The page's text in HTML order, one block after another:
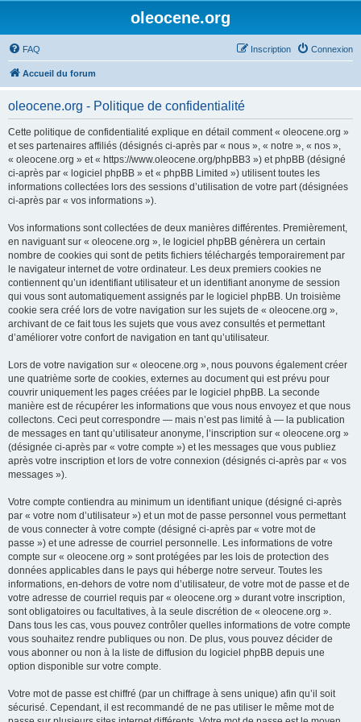
oleocene.org
FAQ Connexion
Inscription
Accueil du forum
oleocene.org - Politique de confidentialité
Cette politique de confidentialité explique en détail comment « oleocene.org »
et ses partenaires affiliés (désignés ci-après par « nous », « notre », « nos »,
« oleocene.org » et « https://www.oleocene.org/phpBB3 ») et phpBB (désigné
ci-après par « logiciel phpBB » et « phpBB Limited ») utilisent toutes les
informations collectées lors des sessions d’utilisation de votre part (désignées
ci-après par « vos informations »).
Vos informations sont collectées de deux manières différentes. Premièrement,
en naviguant sur « oleocene.org », le logiciel phpBB génèrera un certain
nombre de cookies qui sont de petits fichiers téléchargés temporairement par
le navigateur internet de votre ordinateur. Les deux premiers cookies ne
contiennent qu’un identifiant utilisateur et un identifiant anonyme de session
qui vous sont automatiquement assignés par le logiciel phpBB. Un troisième
cookie sera créé lors de votre navigation sur les sujets de « oleocene.org »,
archivant de ce fait tous les sujets que vous avez consultés et permettant
d’améliorer votre confort de navigation en tant qu’utilisateur.
Lors de votre navigation sur « oleocene.org », nous pouvons également créer
une quatrième sorte de cookies, externes au document qui est prévu pour
couvrir uniquement les pages créées par le logiciel phpBB. La seconde
manière est de récupérer les informations que vous nous envoyez et que nous
collectons. Ceci peut correspondre — mais n’est pas limité à — la publication
de messages en tant qu’utilisateur anonyme, l’inscription sur « oleocene.org »
(désignée ci-après par « votre compte ») et les messages que vous publiez
après votre inscription et lors de votre connexion (désignés ci-après par « vos
messages »).
Votre compte contiendra au minimum un identifiant unique (désigné ci-après
par « votre nom d’utilisateur ») et un mot de passe personnel vous permettant
de vous connecter à votre compte (désigné ci-après par « votre mot de
passe ») et une adresse de courriel personnelle. Les informations de votre
compte sur « oleocene.org » sont protégées par les lois de protection des
données applicables dans le pays qui héberge notre serveur. Toutes les
informations, en-dehors de votre nom d’utilisateur, de votre mot de passe et de
votre adresse de courriel requis par « oleocene.org » durant votre inscription,
sont obligatoires ou facultatives, à la seule discrétion de « oleocene.org ».
Dans tous les cas, vous pouvez contrôler quelles informations de votre compte
vous souhaitez rendre publiques ou non. De plus, vous pouvez décider de
vous abonner ou non à la liste de diffusion du logiciel phpBB depuis une
option disponible sur votre compte.
Votre mot de passe est chiffré (par un chiffrage à sens unique) afin qu’il soit
sécurisé. Cependant, il est recommandé de ne pas utiliser le même mot de